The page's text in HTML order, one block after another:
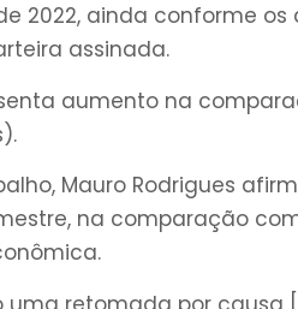
2022, ainda conforme
assinada.
aumento na
Mauro Rodrigues
na comparação